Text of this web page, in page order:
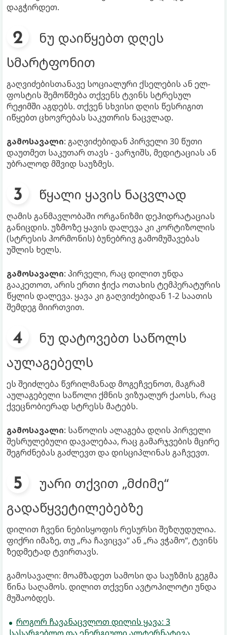
დაგჭირდეთ.
ნუ დაიწყებთ დღეს
სმარტფონით
გაღვიძებისთანავე სოციალური ქსელების ან ელ-
ფოსტის შემოწმება თქვენს ტვინს სტრესულ
რეჟიმში აგდებს. თქვენ სხვისი დღის წესრიგით
იწყებთ ცხოვრებას საკუთრის ნაცვლად.
გამოსავალი: გაღვიძებიდან პირველი 30 წუთი
დაუთმეთ საკუთარ თავს - ვარჯიშს, მედიტაციას ან
უბრალოდ მშვიდ საუზმეს.
წყალი ყავის ნაცვლად
ღამის განმავლობაში ორგანიზმი დეჰიდრატაციას
განიცდის. უზმოზე ყავის დალევა კი კორტიზოლის
(სტრესის ჰორმონის) ბუნებრივ გამომუშავებას
უშლის ხელს.
გამოსავალი: პირველი, რაც დილით უნდა
გააკეთოთ, არის ერთი ჭიქა ოთახის ტემპერატურის
წყლის დალევა. ყავა კი გაღვიძებიდან 1-2 საათის
შემდეგ მიირთვით.
ნუ დატოვებთ საწოლს
აულაგებელს
ეს შეიძლება წვრილმანად მოგეჩვენოთ, მაგრამ
აულაგებელი საწოლი ქმნის ვიზუალურ ქაოსს, რაც
ქვეცნობიერად სტრესს მატებს.
გამოსავალი: საწოლის ალაგება დღის პირველი
შესრულებული დავალებაა, რაც გამარჯვების მცირე
შეგრძნებას გაძლევთ და დისციპლინას გაჩვევთ.
უარი თქვით „მძიმე“
გადაწყვეტილებებზე
დილით ჩვენი ნებისყოფის რესურსი შეზღუდულია.
ფიქრი იმაზე, თუ „რა ჩავიცვა“ ან „რა ვჭამო“, ტვინს
ზედმეტად ტვირთავს.
გამოსავალი: მოამზადეთ სამოსი და საუზმის გეგმა
წინა საღამოს. დილით თქვენი ავტოპილოტი უნდა
მუშაობდეს.
როგორ ჩავანაცვლოთ დილის ყავა: 3